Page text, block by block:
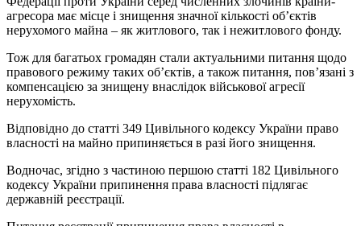
агресора має місце і знищення значної кількості об’єктів
нерухомого майна – як житлового, так і нежитлового фонду.
Тож для багатьох громадян стали актуальними питання щодо
правового режиму таких об’єктів, а також питання, пов’язані з
компенсацією за знищену внаслідок військової агресії
нерухомість.
Відповідно до статті 349 Цивільного кодексу України право
власності на майно припиняється в разі його знищення.
Водночас, згідно з частиною першою статті 182 Цивільного
кодексу України припинення права власності підлягає
державній реєстрації.